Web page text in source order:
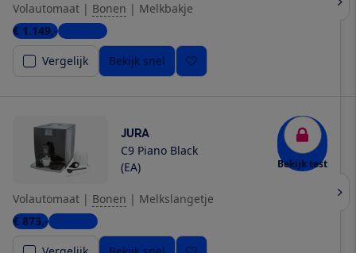
Volautomaat | Bonen | Melkbakje
€ 1.149,-5 winkels
Vergelijk
Bekijk snel
JURA
C9 Piano Black
(EA)
Bekijk test
Volautomaat | Bonen | Melkslangetje
€ 873,-6 winkels